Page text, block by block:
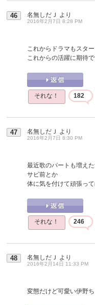
46 名無しだＪ より
2016年2月7日 8:28 PM
これからドラマもスター
これからの活躍に期待
それな！ 182
47 名無しだＪ より
2016年2月7日 8:30 PM
最近歌のパートも増え
サビ前とか
体に気を付けて頑張って
それな！ 246
48 名無しだＪ より
2016年2月14日 11:33 PM
変態だけど可愛い伊野